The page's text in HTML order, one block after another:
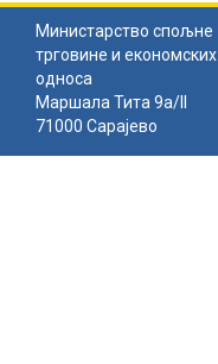
Министарство спољне
трговине и економских
односа
Маршала Тита 9а/II
71000 Сарајево